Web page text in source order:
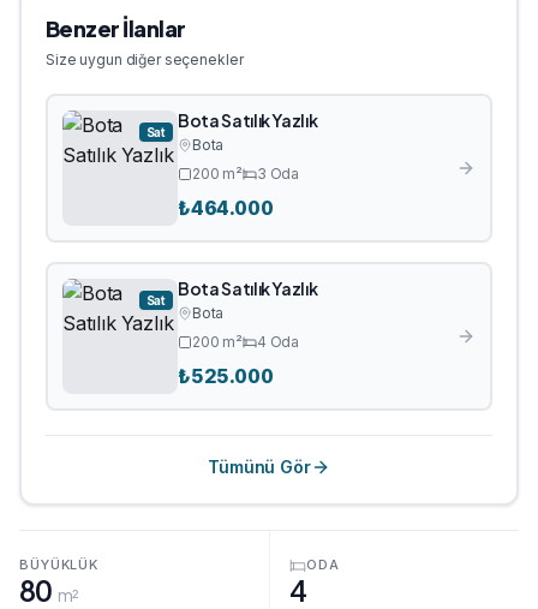
BÜYÜKLÜK
80 m²
ODA
4
Benzer İlanlar
Size uygun diğer seçenekler
Sat
Bota Satılık Yazlık
Bota
200 m² 3 Oda
₺464.000
Sat
Bota Satılık Yazlık
Bota
200 m² 4 Oda
₺525.000
Tümünü Gör